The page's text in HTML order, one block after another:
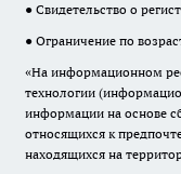
● Свидетельство о
● Ограничение по
«На информационном
технологии
информации на основе
относящихся к
находящихся на